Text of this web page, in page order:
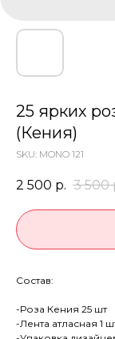
25 ярких
(Кения)
SKU: MONO 121
2 500 р. 3 500
Состав:
-Роза Кения 25 шт
-Лента атласная 1